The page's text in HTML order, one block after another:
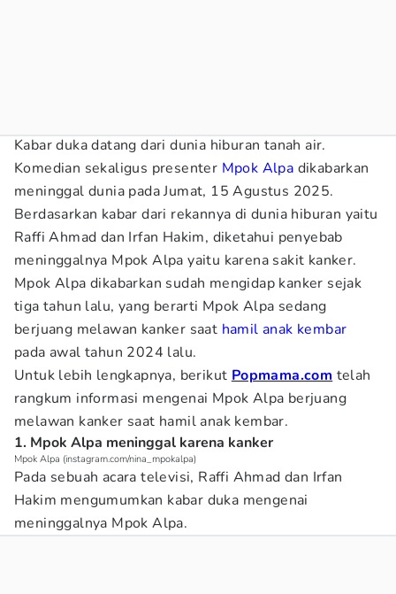
Kabar duka datang dari dunia hiburan tanah air.
Komedian sekaligus presenter Mpok Alpa dikabarkan
meninggal dunia pada Jumat, 15 Agustus 2025.
Berdasarkan kabar dari rekannya di dunia hiburan yaitu
Raffi Ahmad dan Irfan Hakim, diketahui penyebab
meninggalnya Mpok Alpa yaitu karena sakit kanker.
Mpok Alpa dikabarkan sudah mengidap kanker sejak
tiga tahun lalu, yang berarti Mpok Alpa sedang
berjuang melawan kanker saat hamil anak kembar
pada awal tahun 2024 lalu.
Untuk lebih lengkapnya, berikut Popmama.com telah
rangkum informasi mengenai Mpok Alpa berjuang
melawan kanker saat hamil anak kembar.
1. Mpok Alpa meninggal karena kanker
Mpok Alpa (instagram.com/nina_mpokalpa)
Pada sebuah acara televisi, Raffi Ahmad dan Irfan
Hakim mengumumkan kabar duka mengenai
meninggalnya Mpok Alpa.